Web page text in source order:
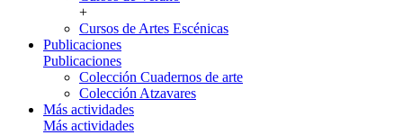
+
Cursos de Artes Escénicas
Publicaciones
Publicaciones
Colección Cuadernos de arte
Colección Atzavares
Más actividades
Más actividades